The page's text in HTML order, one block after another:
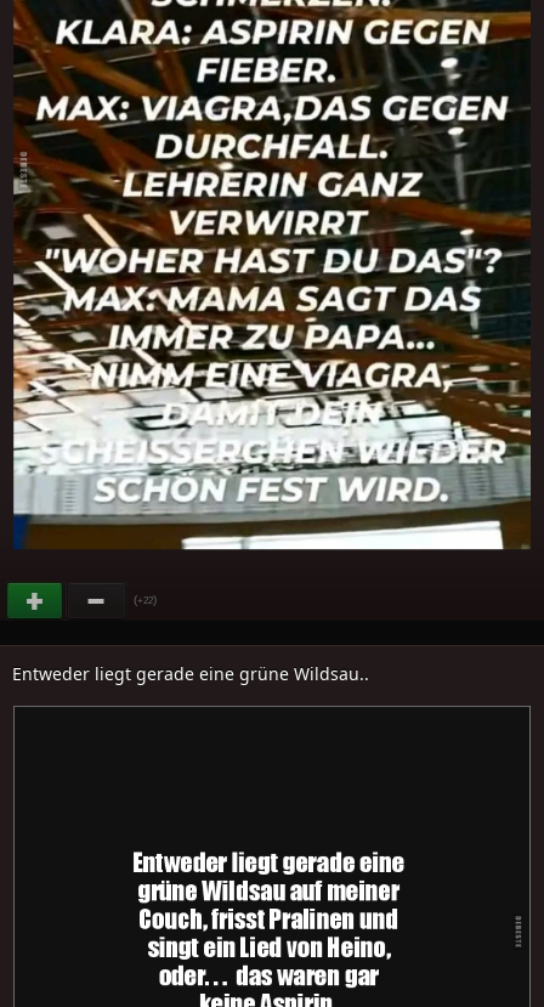
(+22)
Entweder liegt gerade eine grüne Wildsau..